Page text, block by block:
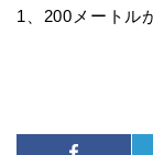
1、200メートル